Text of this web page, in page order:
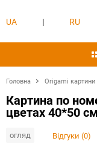
UA | RU
Головна Origami
Картина по
цветах 40*50
огляд Відгуки (0)